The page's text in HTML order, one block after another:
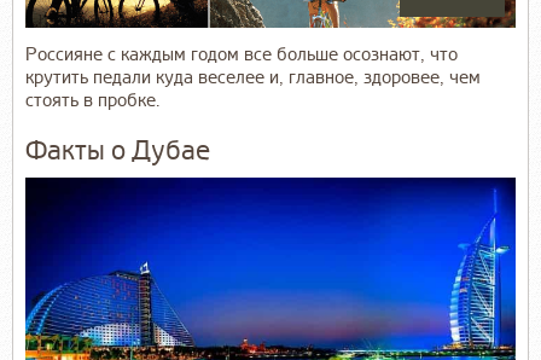
Россияне с каждым годом все больше осознают, что
крутить педали куда веселее и, главное, здоровее, чем
стоять в пробке.
Факты о Дубае